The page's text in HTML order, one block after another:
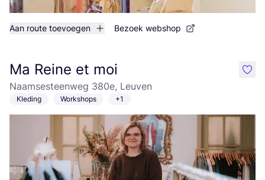
Aan route toevoegen Bezoek webshop
Ma Reine et moi
Naamsesteenweg 380e, Leuven
Kleding Workshops +1
like